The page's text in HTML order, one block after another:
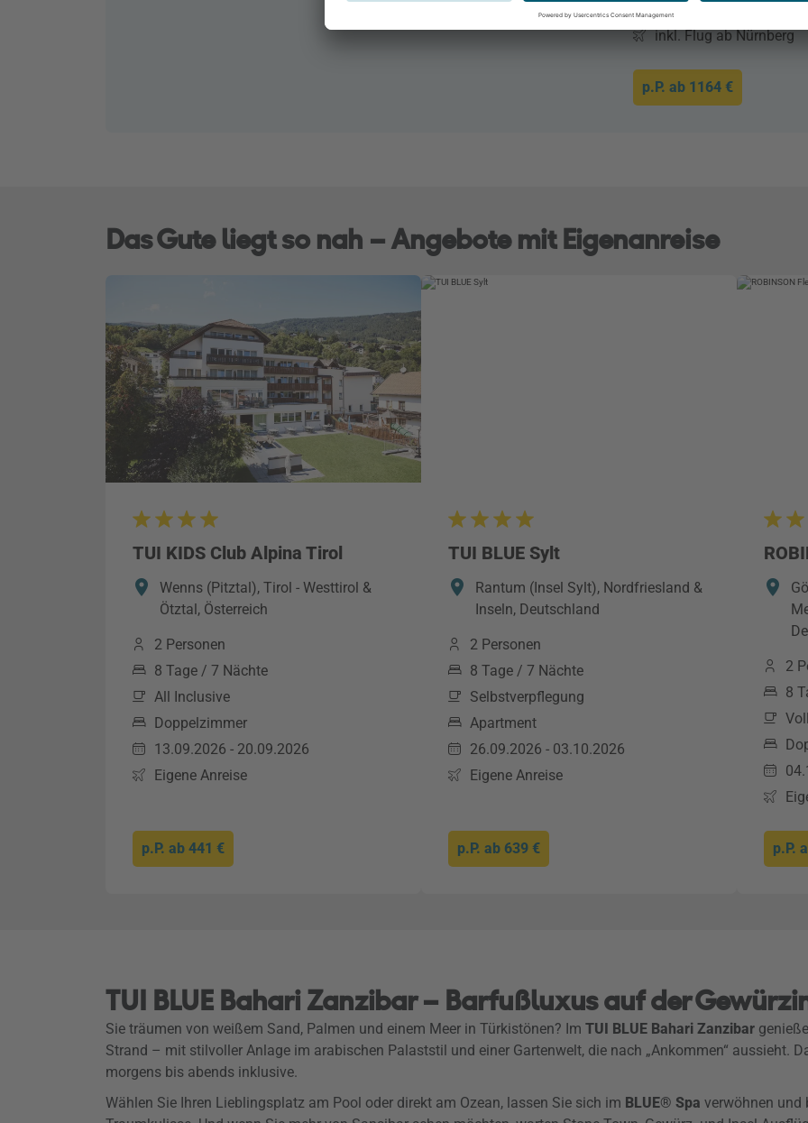
22.10.2026 -
inkl. Flug ab Nürnberg
p.P. ab 1164 €
Das Gute liegt so nah – Angebote mit Eigenanreise
TUI KIDS Club Alpina Tirol
Wenns (Pitztal), Tirol - Westtirol &
Ötztal, Österreich
2 Personen
8 Tage / 7 Nächte
All Inclusive
Doppelzimmer
13.09.2026 - 20.09.2026
Eigene Anreise
p.P. ab 441 €
TUI BLUE Sylt
Rantum (Insel Sylt), Nordfriesland &
Inseln, Deutschland
2 Personen
8 Tage / 7 Nächte
Selbstverpflegung
Apartment
26.09.2026 - 03.10.2026
Eigene Anreise
p.P. ab 639 €
2
8
p.P.
TUI BLUE Bahari Zanzibar – Barfußluxus auf der
Sie träumen von weißem Sand, Palmen und einem Meer in Türkistönen? Im TUI BLUE Bahari Zanzibar
Strand – mit stilvoller Anlage im arabischen Palaststil und einer Gartenwelt, die nach „Ankommen“ aussieht.
morgens bis abends inklusive.
Wählen Sie Ihren Lieblingsplatz am Pool oder direkt am Ozean, lassen Sie sich im BLUE® Spa verwöhnen